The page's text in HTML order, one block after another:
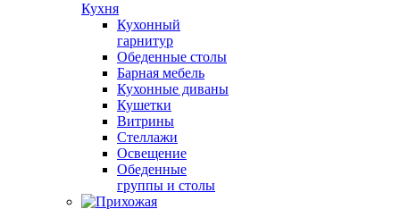
Кухня
Кухонный
гарнитур
Обеденные столы
Барная мебель
Кухонные диваны
Кушетки
Витрины
Стеллажи
Освещение
Обеденные
группы и столы